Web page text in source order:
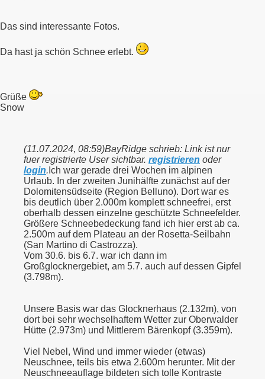
Das sind interessante Fotos.
Da hast ja schön Schnee erlebt.
Grüße
Snow
(11.07.2024, 08:59)BayRidge schrieb: Link ist nur
fuer registrierte User sichtbar. registrieren oder
login. Ich war gerade drei Wochen im alpinen
Urlaub. In der zweiten Junihälfte zunächst auf der
Dolomitensüdseite (Region Belluno). Dort war es
bis deutlich über 2.000m komplett schneefrei, erst
oberhalb dessen einzelne geschützte Schneefelder.
Größere Schneebedeckung fand ich hier erst ab ca.
2.500m auf dem Plateau an der Rosetta-Seilbahn
(San Martino di Castrozza).
Vom 30.6. bis 6.7. war ich dann im
Großglocknergebiet, am 5.7. auch auf dessen Gipfel
(3.798m).
Unsere Basis war das Glocknerhaus (2.132m), von
dort bei sehr wechselhaftem Wetter zur Oberwalder
Hütte (2.973m) und Mittlerem Bärenkopf (3.359m).
Viel Nebel, Wind und immer wieder (etwas)
Neuschnee, teils bis etwa 2.600m herunter. Mit der
Neuschneeauflage bildeten sich tolle Kontraste